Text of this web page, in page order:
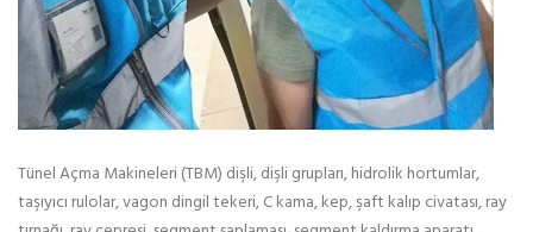
Tünel Açma Makineleri (TBM) dişli, dişli grupları, hidrolik hortumlar,
taşıyıcı rulolar, vagon dingil tekeri, C kama, kep, şaft kalıp civatası, ray